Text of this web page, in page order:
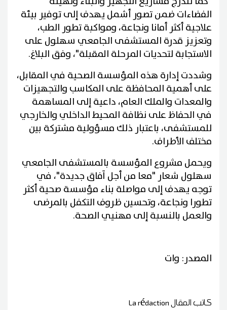
الفضاءات ضمن تصور أشمل يهدف إلى توفير بيئة
علاجية أكثر أمانا ونجاعة، ومواكبة تطور الطب،
وتعزيز قدرة المستشفى الجامعي سهلول على
الاستجابة لتحديات المرحلة المقبلة"، وفق البلاغ.
وشددت إدارة هذه المؤسسة الصحية في المقابل،
على أهمية المحافظة على المكاسب والتجهيزات
والمعدات والملك العام، داعية إلى المساهمة
في الحفاظ على نظافة المحيط الداخلي والخارجي
للمستشفى، باعتبار ذلك مسؤولية مشتركة بين
مختلف الأطراف.
ويحمل مشروع المؤسسة بالمستشفى الجامعي
سهلول شعار "معا من أجل آفاق جديدة"، في
توجه يهدف إلى مواصلة بناء مؤسسة صحية أكثر
تطورا ونجاعة، وتحسين ظروف التكفل بالمرضى
والعمل بالنسبة إلى مهنيي الصحة.
المصدر: وات
كاتب المقالLa rédaction